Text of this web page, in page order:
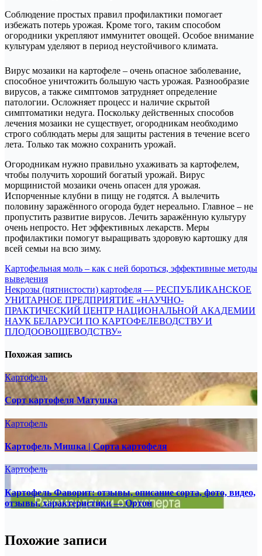
Соблюдение простых правил профилактики помогает
избежать потерь урожая. Кроме того, таким способом
огородники укрепляют иммунитет овощей. Особое внимание
культурам уделяют в период неустойчивого климата.
Вирус мозаики на картофеле – очень опасное заболевание,
способное уничтожить большую часть урожая. Разнообразие
вирусов, а также симптомов затрудняет определение
патологии. Осложняет процесс и наличие скрытой
симптоматики недуга. Поскольку действенных способов
лечения мозаики не существует, огородникам необходимо
строго соблюдать меры для защиты растения в течение всего
лета. Только так можно сохранить урожай.
Огородникам нужно правильно ухаживать за картофелем,
чтобы получить хороший богатый урожай. Вирус
морщинистой мозаики очень опасен для урожая.
Испорченные клубни в пищу не годятся. А вылечить
половину заражённого огорода будет нереально. Главное – не
пропустить развитие вирусов. Лечить заражённую культуру
очень непросто. Нет эффективных лекарств. Меры
профилактики помогут выращивать здоровую картошку для
всей семьи на всю зиму.
Навигация
по
записям
Картофельная моль – как с ней бороться, эффективные методы
выведения
Некрозы (пятнистости) картофеля — РЕСПУБЛИКАНСКОЕ
УНИТАРНОЕ ПРЕДПРИЯТИЕ «НАУЧНО-
ПРАКТИЧЕСКИЙ ЦЕНТР НАЦИОНАЛЬНОЙ АКАДЕМИИ
НАУК БЕЛАРУСИ ПО КАРТОФЕЛЕВОДСТВУ И
ПЛОДООВОЩЕВОДСТВУ»
Похожая запись
Картофель
Сорт картофеля Матушка
Картофель
Картофель Мишка | Сорта картофеля
Картофель
Картофель Фаворит: отзывы, описание сорта, фото, видео,
отзывы, характеристики — Ортон
Похожие записи